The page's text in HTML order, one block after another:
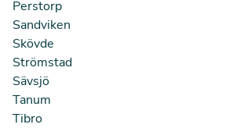
Perstorp
Sandviken
Skövde
Strömstad
Sävsjö
Tanum
Tibro